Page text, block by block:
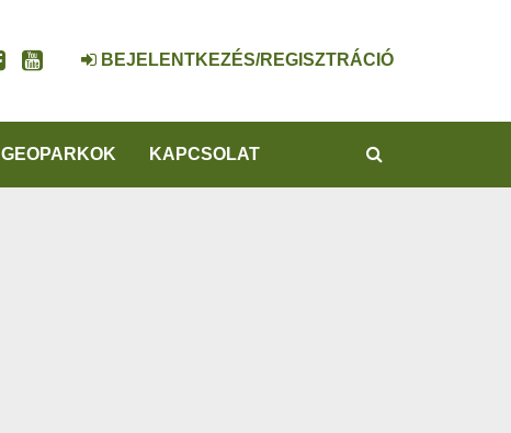
BEJELENTKEZÉS/REGISZTRÁCIÓ
GEOPARKOK KAPCSOLAT